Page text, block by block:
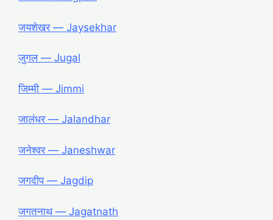
जयशेखर ― Jaysekhar
जुगल ― Jugal
जिम्मी ― Jimmi
जालंधर ― Jalandhar
जनेश्वर ― Janeshwar
जगदीप ― Jagdip
जगतनाथ ― Jagatnath